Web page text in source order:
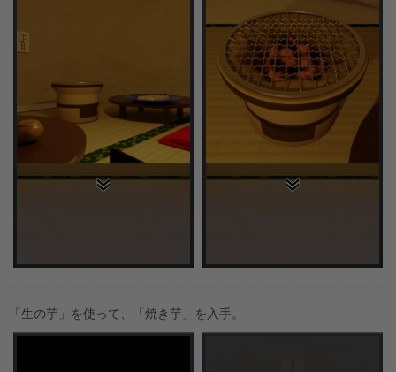
「生の芋」を使って、「焼き芋」を入手。